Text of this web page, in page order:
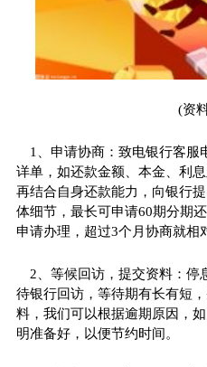
(资
1、申请协商：致电银行客服
详单，如还款金额、本金、利
再结合自身还款能力，向银行
体细节，最长可申请60期分期
申请办理，超过3个月协商就相
2、等候回访，提交资料：停
待银行回访，等待期有长有短
料，我们可以根据逾期原因，
明准备好，以便节约时间。